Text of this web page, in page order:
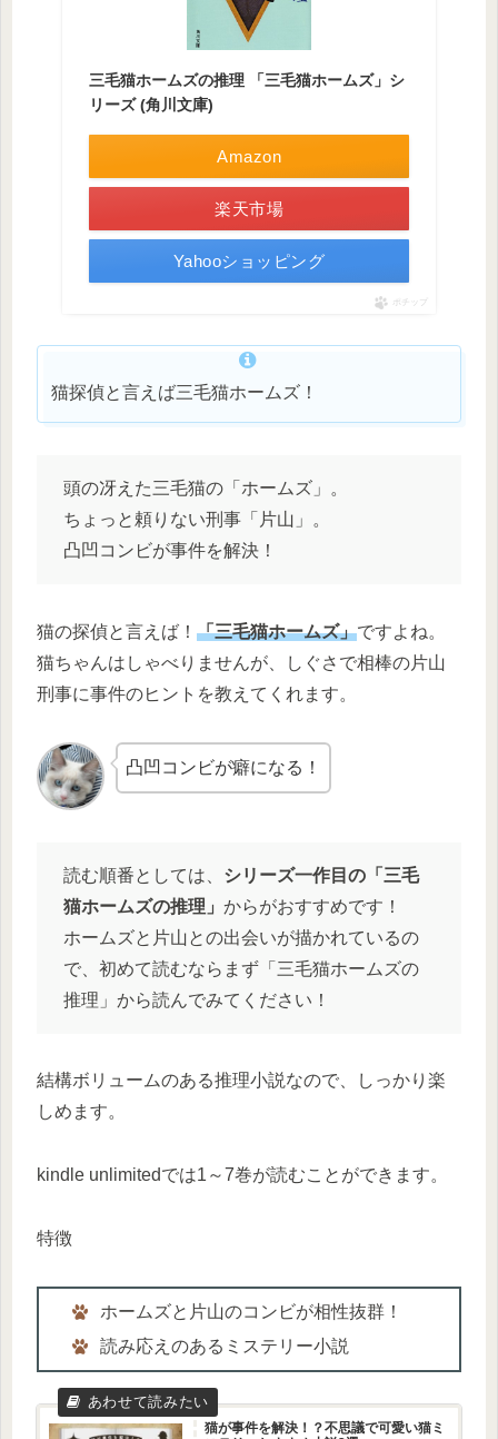
三毛猫ホームズの推理 「三毛猫ホームズ」シ
リーズ (角川文庫)
Amazon
楽天市場
Yahooショッピング
ポチップ
猫探偵と言えば三毛猫ホームズ！
頭の冴えた三毛猫の「ホームズ」。
ちょっと頼りない刑事「片山」。
凸凹コンビが事件を解決！
猫の探偵と言えば！ 「三毛猫ホームズ」ですよね。
猫ちゃんはしゃべりませんが、しぐさで相棒の片山
刑事に事件のヒントを教えてくれます。
凸凹コンビが癖になる！
読む順番としては、 シリーズ一作目の「三毛
猫ホームズの推理」 からがおすすめです！
ホームズと片山との出会いが描かれているの
で、初めて読むならまず「三毛猫ホームズの
推理」から読んでみてください！
結構ボリュームのある推理小説なので、しっかり楽
しめます。
kindle unlimitedでは1～7巻が読むことができます。
特徴
ホームズと片山のコンビが相性抜群！
読み応えのあるミステリー小説
猫が事件を解決！？不思議で可愛い猫ミ